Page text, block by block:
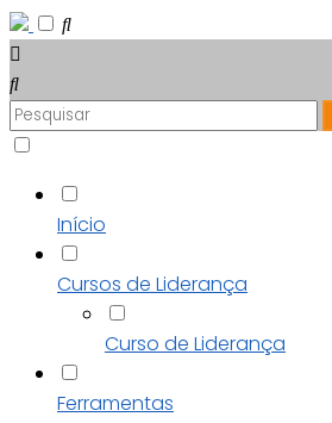
Início
Cursos de Liderança
Curso de Liderança
Ferramentas